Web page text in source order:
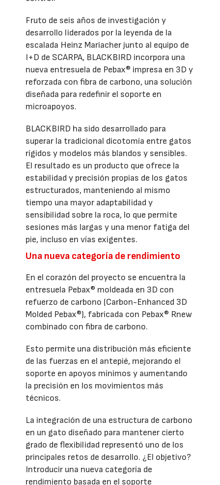
Fruto de seis años de investigación y
desarrollo liderados por la leyenda de la
escalada Heinz Mariacher junto al equipo de
I+D de SCARPA, BLACKBIRD incorpora una
nueva entresuela de Pebax® impresa en 3D y
reforzada con fibra de carbono, una solución
diseñada para redefinir el soporte en
microapoyos.
BLACKBIRD ha sido desarrollado para
superar la tradicional dicotomía entre gatos
rígidos y modelos más blandos y sensibles.
El resultado es un producto que ofrece la
estabilidad y precisión propias de los gatos
estructurados, manteniendo al mismo
tiempo una mayor adaptabilidad y
sensibilidad sobre la roca, lo que permite
sesiones más largas y una menor fatiga del
pie, incluso en vías exigentes.
Una nueva categoría de rendimiento
En el corazón del proyecto se encuentra la
entresuela Pebax® moldeada en 3D con
refuerzo de carbono (Carbon-Enhanced 3D
Molded Pebax®), fabricada con Pebax® Rnew
combinado con fibra de carbono.
Esto permite una distribución más eficiente
de las fuerzas en el antepié, mejorando el
soporte en apoyos mínimos y aumentando
la precisión en los movimientos más
técnicos.
La integración de una estructura de carbono
en un gato diseñado para mantener cierto
grado de flexibilidad representó uno de los
principales retos de desarrollo. ¿El objetivo?
Introducir una nueva categoría de
rendimiento basada en el soporte